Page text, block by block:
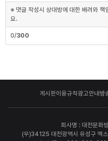
※ 댓글 작성시 상대방에 대한 배려와 책
요.
0/300
게시판이용규칙광고안내방
회사명 : 대전문화
(우)34125 대전광역시 유성구 엑